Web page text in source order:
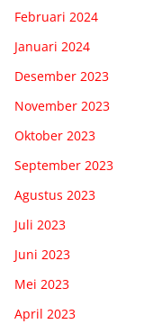
Februari 2024
Januari 2024
Desember 2023
November 2023
Oktober 2023
September 2023
Agustus 2023
Juli 2023
Juni 2023
Mei 2023
April 2023